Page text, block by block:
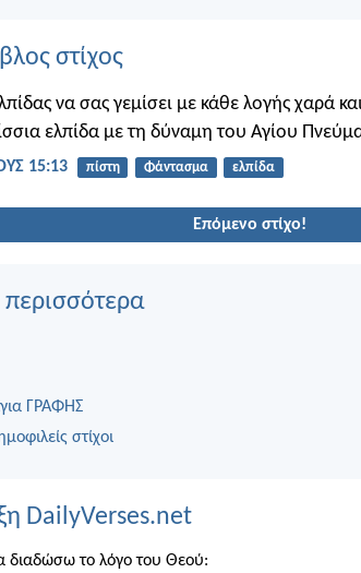
στίχος
να σας γεμίσει με κάθε λογής χαρά
ελπίδα με τη δύναμη του Αγίου
15:13 πίστη Φάντασμα ελπίδα
Επόμενο στίχο!
ΓΡΑΦΗΣ
στίχοι
DailyVerses.net
διαδώσω το λόγο του Θεού: